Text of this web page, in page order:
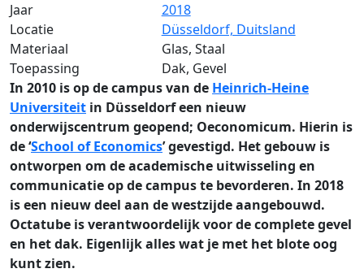
Jaar
2018
Locatie
Düsseldorf, Duitsland
Materiaal
Glas, Staal
Toepassing
Dak, Gevel
In 2010 is op de campus van de Heinrich-Heine
Universiteit in Düsseldorf een nieuw
onderwijscentrum geopend; Oeconomicum. Hierin is
de ‘School of Economics’ gevestigd. Het gebouw is
ontworpen om de academische uitwisseling en
communicatie op de campus te bevorderen. In 2018
is een nieuw deel aan de westzijde aangebouwd.
Octatube is verantwoordelijk voor de complete gevel
en het dak. Eigenlijk alles wat je met het blote oog
kunt zien.